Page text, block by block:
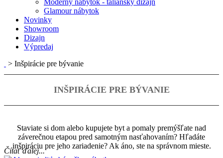
Moderný nábytok - taliansky dizajn
Glamour nábytok
Novinky
Showroom
Dizajn
Výpredaj
> Inšpirácie pre bývanie
INŠPIRÁCIE PRE BÝVANIE
Staviate si dom alebo kupujete byt a pomaly premýšľate nad
záverečnou etapou pred samotným nasťahovaním? Hľadáte
inšpiráciu pre jeho zariadenie? Ak áno, ste na správnom mieste.
Čítať ďalej...